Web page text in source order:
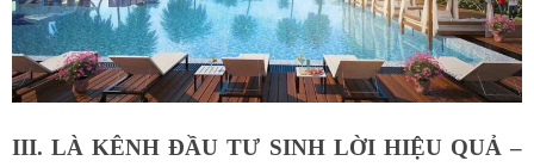
III. LÀ KÊNH ĐẦU TƯ SINH LỜI HIỆU QUẢ –